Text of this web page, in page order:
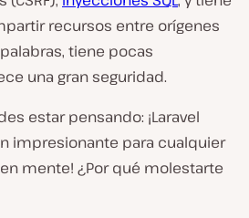
recursos entre orígenes
palabras, tiene pocas
una gran seguridad.
estar pensando: ¡Laravel
impresionante para cualquier
mente! ¿Por qué molestarte